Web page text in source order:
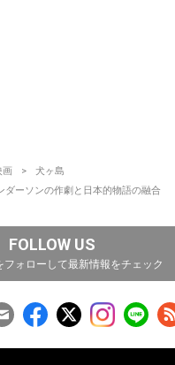
画
犬ヶ島
ダーソンの作劇と日本的物語の融合
FOLLOW US
フォローして最新情報をチェック